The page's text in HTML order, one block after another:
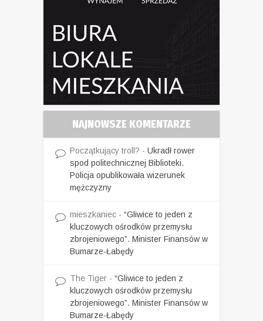
NAJNOWSZE KOMENTARZE
Początkujący troll? - Ukradł rower
spod politechnicznej Biblioteki.
Policja opublikowała wizerunek
mężczyzny
mieszkaniec - “Gliwice to jeden z
kluczowych ośrodków przemysłu
zbrojeniowego”. Minister Finansów w
Bumarze-Łabędy
The Tiger - “Gliwice to jeden z
kluczowych ośrodków przemysłu
zbrojeniowego”. Minister Finansów w
Bumarze-Łabędy